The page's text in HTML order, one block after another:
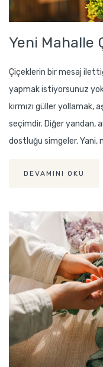
Yeni Mahalle
Çiçeklerin bir mesaj
yapmak istiyorsunuz
kırmızı güller yollamak,
seçimdir. Diğer yandan,
dostluğu simgeler. Yani,
DEVAMINI OKU